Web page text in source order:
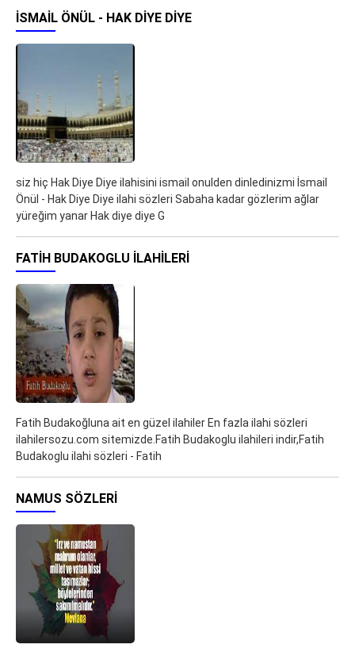
İSMAIL ÖNÜL - HAK DIYE DIYE
siz hiç Hak Diye Diye ilahisini ismail onulden dinledinizmi İsmail
Önül - Hak Diye Diye ilahi sözleri Sabaha kadar gözlerim ağlar
yüreğim yanar Hak diye diye G
FATIH BUDAKOGLU ILAHILERI
Fatih Budakoğluna ait en güzel ilahiler En fazla ilahi sözleri
ilahilersozu.com sitemizde.Fatih Budakoglu ilahileri indir,Fatih
Budakoglu ilahi sözleri - Fatih
NAMUS SÖZLERI